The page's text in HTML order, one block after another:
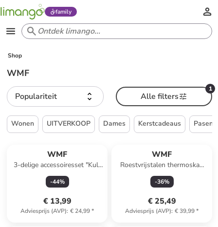
family
Shop
WMF
Populariteit
1
Alle filters
Wonen UITVERKOOP Dames Kerstcadeaus Pasen
WMF
3-delige accessoiresset "Kult
X" transparant/zwart
-44%
€ 13,99
Adviesprijs (AVP): € 24,99*
WMF
Roestvrijstalen thermoskan
‘'My2Go’' - (H)14,5 x Ø 9,5 cm
-36%
€ 25,49
Adviesprijs (AVP): € 39,99*